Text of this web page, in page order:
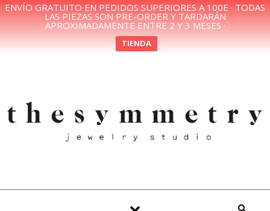
ENVÍO GRATUITO EN PEDIDOS SUPERIORES A 100E · TODAS
LAS PIEZAS SON PRE-ORDER Y TARDARÁN
APROXIMADAMENTE ENTRE 2 Y 3 MESES ·
TIENDA